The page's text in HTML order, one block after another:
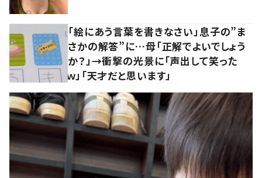
「絵にあう言葉を書きなさい」息子の”ま
さかの解答”に…母「正解でよいでしょう
か？」→衝撃の光景に「声出して笑った
ｗ」「天才だと思います」